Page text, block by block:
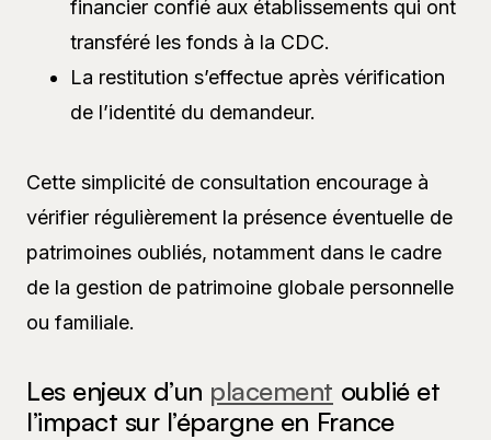
financier confié aux établissements qui ont
transféré les fonds à la CDC.
La restitution s’effectue après vérification
de l’identité du demandeur.
Cette simplicité de consultation encourage à
vérifier régulièrement la présence éventuelle de
patrimoines oubliés, notamment dans le cadre
de la gestion de patrimoine globale personnelle
ou familiale.
Les enjeux d’un placement oublié et
l’impact sur l’épargne en France